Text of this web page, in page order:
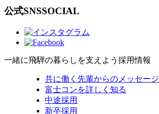
公式SNSSOCIAL
一緒に飛騨の暮らしを支えよう 採用情報
共に働く先輩からのメッセージ
富士コンを詳しく知る
中途採用
新卒採用